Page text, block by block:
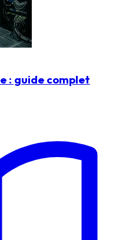
: guide complet